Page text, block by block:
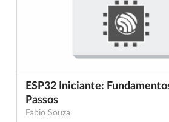
ESP32 Iniciante:
Passos
Fabio Souza